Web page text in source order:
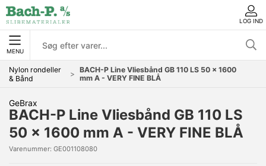
LOG IND
MENU
Nylon rondeller
& Bånd
BACH-P Line Vliesbånd GB 110 LS 50 x 1600
mm A - VERY FINE BLÅ
GeBrax
BACH-P Line Vliesbånd GB 110 LS
50 x 1600 mm A - VERY FINE BLÅ
Varenummer: GE001108080